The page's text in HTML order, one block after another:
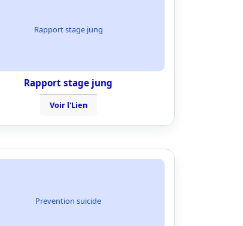
Rapport stage jung
Rapport stage jung
Voir l'Lien
Prevention suicide